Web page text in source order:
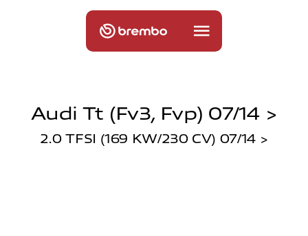
Audi Tt (fv3, Fvp) 07/14 >
2.0 TFSI (169 KW/230 CV) 07/14 >